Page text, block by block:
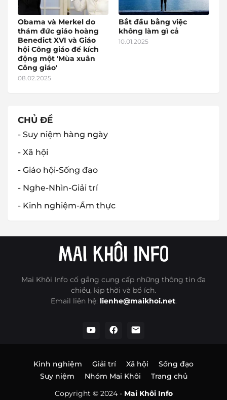
Obama và Merkel do
thám đức giáo hoàng
Benedict XVI và Giáo
hội Công giáo để kích
động một 'Mùa xuân
Công giáo'
08.02.2025
Bắt đầu bằng việc
không làm gì cả
10.01.2025
CHỦ ĐỀ
- Suy niệm hàng ngày
- Xã hội
- Giáo hội-Sống đạo
- Nghe-Nhìn-Giải trí
- Kinh nghiệm-Ẩm thực
Mai Khôi Info cố gắng cung cấp những thông tin đa
chiều, kịp thời và bổ ích.
Email liên hệ: lienhe@maikhoi.net.
Copyright © 2024 - Mai Khôi Info
Kinh nghiệm Giải trí Xã hội
Sống đạo
Suy niệm
Nhóm Mai Khôi Trang chủ